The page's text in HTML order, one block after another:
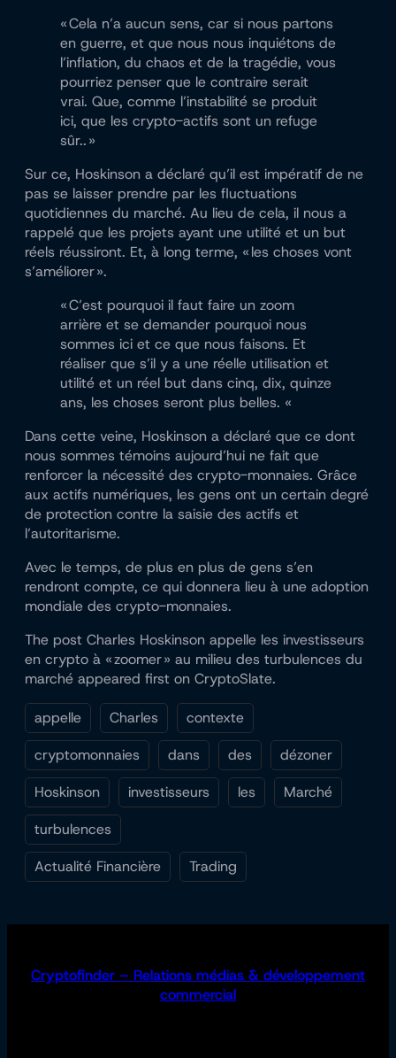
« Cela n’a aucun sens, car si nous partons
en guerre, et que nous nous inquiétons de
l’inflation, du chaos et de la tragédie, vous
pourriez penser que le contraire serait
vrai. Que, comme l’instabilité se produit
ici, que les crypto-actifs sont un refuge
sûr.. »
Sur ce, Hoskinson a déclaré qu’il est impératif de ne
pas se laisser prendre par les fluctuations
quotidiennes du marché. Au lieu de cela, il nous a
rappelé que les projets ayant une utilité et un but
réels réussiront. Et, à long terme, « les choses vont
s’améliorer ».
« C’est pourquoi il faut faire un zoom
arrière et se demander pourquoi nous
sommes ici et ce que nous faisons. Et
réaliser que s’il y a une réelle utilisation et
utilité et un réel but dans cinq, dix, quinze
ans, les choses seront plus belles. «
Dans cette veine, Hoskinson a déclaré que ce dont
nous sommes témoins aujourd’hui ne fait que
renforcer la nécessité des crypto-monnaies. Grâce
aux actifs numériques, les gens ont un certain degré
de protection contre la saisie des actifs et
l’autoritarisme.
Avec le temps, de plus en plus de gens s’en
rendront compte, ce qui donnera lieu à une adoption
mondiale des crypto-monnaies.
The post Charles Hoskinson appelle les investisseurs
en crypto à « zoomer » au milieu des turbulences du
marché appeared first on CryptoSlate.
appelle Charles
contexte
cryptomonnaies
dans des
dézoner
Hoskinson
investisseurs les
Marché
turbulences
Actualité Financière
Trading
Cryptofinder – Relations médias & développement
commercial